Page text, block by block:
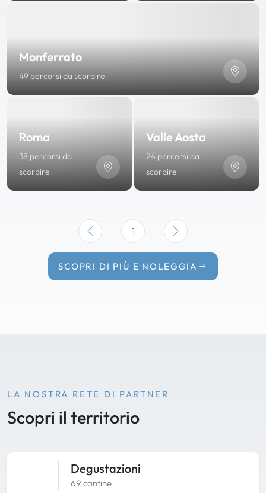
Monferrato
49 percorsi da scorpire
Roma
38 percorsi da
scorpire
Valle Aosta
24 percorsi da
scorpire
1
SCOPRI DI PIÙ E NOLEGGIA
LA NOSTRA RETE DI PARTNER
Scopri il territorio
Degustazioni
69 cantine